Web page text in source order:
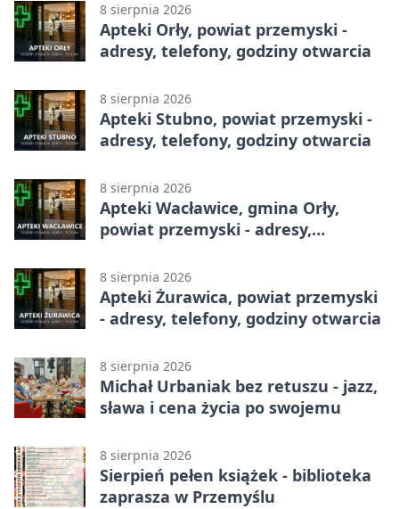
8 sierpnia 2026
Apteki Orły, powiat przemyski -
adresy, telefony, godziny otwarcia
8 sierpnia 2026
Apteki Stubno, powiat przemyski -
adresy, telefony, godziny otwarcia
8 sierpnia 2026
Apteki Wacławice, gmina Orły,
powiat przemyski - adresy,
8 sierpnia 2026
Apteki Żurawica, powiat przemyski
- adresy, telefony, godziny otwarcia
8 sierpnia 2026
Michał Urbaniak bez retuszu - jazz,
sława i cena życia po swojemu
8 sierpnia 2026
Sierpień pełen książek - biblioteka
zaprasza w Przemyślu